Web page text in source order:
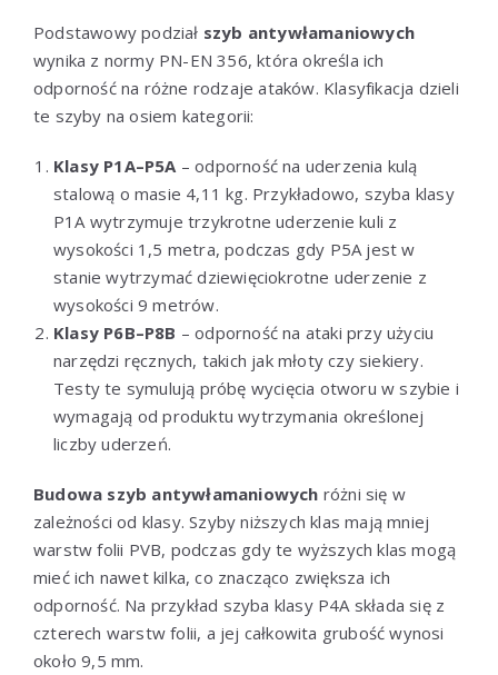
Podstawowy podział szyb antywłamaniowych
wynika z normy PN-EN 356, która określa ich
odporność na różne rodzaje ataków. Klasyfikacja dzieli
te szyby na osiem kategorii:
Klasy P1A–P5A – odporność na uderzenia kulą
stalową o masie 4,11 kg. Przykładowo, szyba klasy
P1A wytrzymuje trzykrotne uderzenie kuli z
wysokości 1,5 metra, podczas gdy P5A jest w
stanie wytrzymać dziewięciokrotne uderzenie z
wysokości 9 metrów.
Klasy P6B–P8B – odporność na ataki przy użyciu
narzędzi ręcznych, takich jak młoty czy siekiery.
Testy te symulują próbę wycięcia otworu w szybie i
wymagają od produktu wytrzymania określonej
liczby uderzeń.
Budowa szyb antywłamaniowych różni się w
zależności od klasy. Szyby niższych klas mają mniej
warstw folii PVB, podczas gdy te wyższych klas mogą
mieć ich nawet kilka, co znacząco zwiększa ich
odporność. Na przykład szyba klasy P4A składa się z
czterech warstw folii, a jej całkowita grubość wynosi
około 9,5 mm.